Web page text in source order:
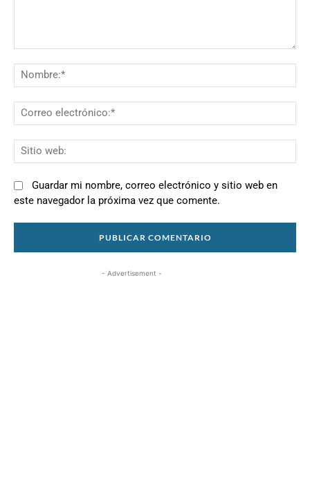
Guardar mi nombre, correo electrónico y sitio web en
este navegador la próxima vez que comente.
- Advertisement -